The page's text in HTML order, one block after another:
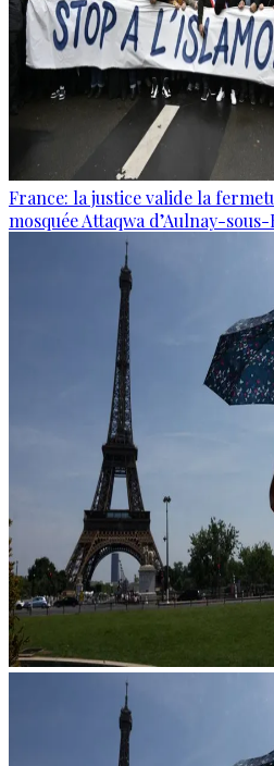
France: la justice valide la
mosquée Attaqwa d’Aulnay-sous-